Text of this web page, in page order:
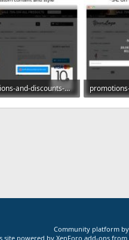
promotions-and-discounts-3x2-sales-offers-packs_008.jpg
Просмотры: 6
73,1 КБ ·
почта
Community platform
site powered byXenForo add-ons